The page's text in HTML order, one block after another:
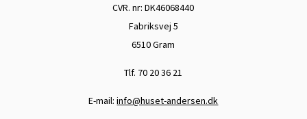
CVR. nr: DK46068440
Fabriksvej 5
6510 Gram
Tlf. 70 20 36 21
E-mail:info@huset-andersen.dk